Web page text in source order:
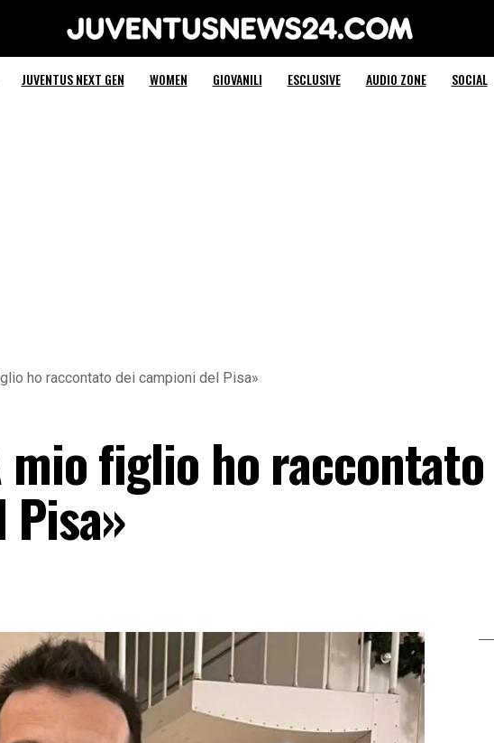
Juventus News 24
JUVENTUS NEXT GEN WOMEN GIOVANILI ESCLUSIVE AUDIO ZONE SOCIAL
ho raccontato dei campioni del Pisa»
mio figlio ho raccontato